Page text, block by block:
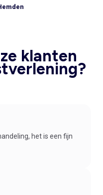
klanten
het is een fijn